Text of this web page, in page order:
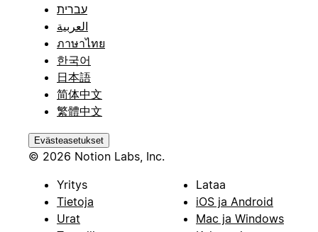
עברית
العربية
ภาษาไทย
한국어
日本語
简体中文
繁體中文
Evästeasetukset
© 2026 Notion Labs, Inc.
Yritys
Tietoja
Urat
Lataa
iOS ja Android
Mac ja Windows